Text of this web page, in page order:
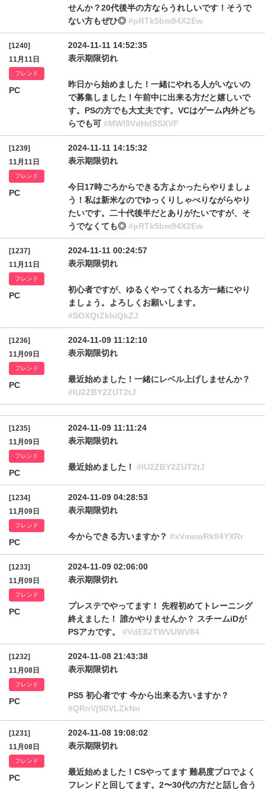
せんか？20代後半の方ならうれしいです！そうで
ない方もぜひ◎ #pRTk5bm94X2Ew
[1240]
11月11日
フレンド
PC
2024-11-11 14:52:35
表示期限切れ
昨日から始めました！一緒にやれる人がいないの
で募集しました！午前中に出来る方だと嬉しいで
す。PSの方でも大丈夫です。VCはゲーム内外どち
らでも可 #MWl9VdHdSSXVF
[1239]
11月11日
フレンド
PC
2024-11-11 14:15:32
表示期限切れ
今日17時ごろからできる方よかったらやりましょ
う！私は新米なのでゆっくりしゃべりながらやり
たいです。二十代後半だとありがたいですが、そ
うでなくても◎ #pRTk5bm94X2Ew
[1237]
11月11日
フレンド
PC
2024-11-11 00:24:57
表示期限切れ
初心者ですが、ゆるくやってくれる方一緒にやり
ましょう。よろしくお願いします。
#SOXQtZkhiQkZJ
[1236]
11月09日
フレンド
PC
2024-11-09 11:12:10
表示期限切れ
最近始めました！一緒にレベル上げしませんか？
#IU2ZBY2ZUT2tJ
[1235]
11月09日
フレンド
PC
2024-11-09 11:11:24
表示期限切れ
最近始めました！ #IU2ZBY2ZUT2tJ
[1234]
11月09日
フレンド
PC
2024-11-09 04:28:53
表示期限切れ
今からできる方いますか？ #xVmowRk84YXRr
[1233]
11月09日
フレンド
PC
2024-11-09 02:06:00
表示期限切れ
プレステでやってます！ 先程初めてトレーニング
終えました！ 誰かやりませんか？ スチームiDが
PSアカです。 #VdE82TWVUWV84
[1232]
11月08日
フレンド
PC
2024-11-08 21:43:38
表示期限切れ
PS5 初心者です 今から出来る方いますか？
#QRnVjS0VLZkNn
[1231]
11月08日
フレンド
PC
2024-11-08 19:08:02
表示期限切れ
最近始めました！CSやってます 難易度プロでよく
フレンドと回してます。2〜30代の方だと話し合う